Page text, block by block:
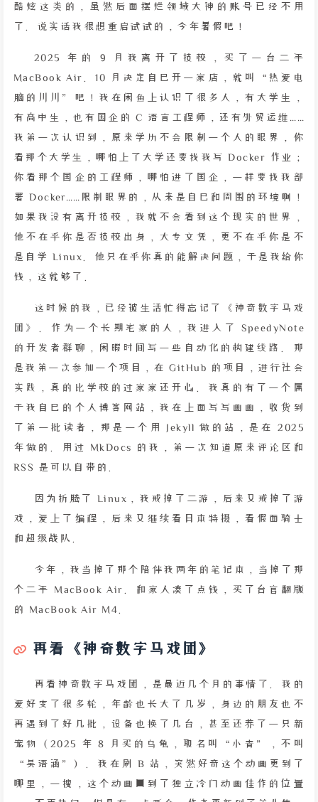
酷炫这类的，虽然后面摆烂领域大神的账号已经不用
了。说实话我很想重启试试的，今年暑假吧！
2025 年的 9 月我离开了技校，买了一台二手
MacBook Air。10 月决定自己开一家店，就叫“热爱电
脑的川川”吧！我在闲鱼上认识了很多人，有大学生，
有高中生，也有国企的 C 语言工程师，还有外贸运维……
我第一次认识到，原来学历不会限制一个人的眼界，你
看那个大学生，哪怕上了大学还要找我写 Docker 作业；
你看那个国企的工程师，哪怕进了国企，一样要找我部
署 Docker……限制眼界的，从来是自己和周围的环境啊！
如果我没有离开技校，我就不会看到这个现实的世界，
他不在乎你是否技校出身，大专文凭，更不在乎你是不
是自学 Linux。他只在乎你真的能解决问题，于是我给你
钱，这就够了。
这时候的我，已经被生活忙得忘记了《神奇数字马戏
团》。作为一个长期宅家的人，我进入了 SpeedyNote
的开发者群聊，闲暇时间写一些自动化的构建线路。那
是我第一次参加一个项目，在 GitHub 的项目，进行社会
实践，真的比学校的过家家还开心。我真的有了一个属
于我自己的个人博客网站，我在上面写写画画，收货到
了第一批读者，那是一个用 Jekyll 做的站，是在 2025
年做的。用过 MkDocs 的我，第一次知道原来评论区和
RSS 是可以自带的。
因为折腾了 Linux，我戒掉了二游，后来又戒掉了游
戏，爱上了编程，后来又继续看日本特摄，看假面骑士
和超级战队。
今年，我当掉了那个陪伴我两年的笔记本，当掉了那
个二手 MacBook Air。和家人凑了点钱，买了台官翻版
的 MacBook Air M4。
再看《神奇数字马戏团》
再看神奇数字马戏团，是最近几个月的事情了。我的
爱好变了很多轮，年龄也长大了几岁，身边的朋友也不
再遇到了好几批，设备也换了几台，甚至还养了一只新
宠物（2025 年 8 月买的乌龟，取名叫“小青”，不叫
“吴语涵”）。我在刷 B 站，突然好奇这个动画更到了
哪里，一搜，这个动画回到了独立冷门动画佳作的位置